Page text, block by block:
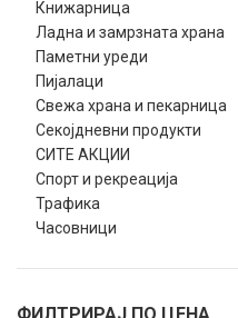
Книжарница
Ладна и замрзната храна
Паметни уреди
Пијалаци
Свежа храна и пекарница
Секојдневни продукти
СИТЕ АКЦИИ
Спорт и рекреација
Трафика
Часовници